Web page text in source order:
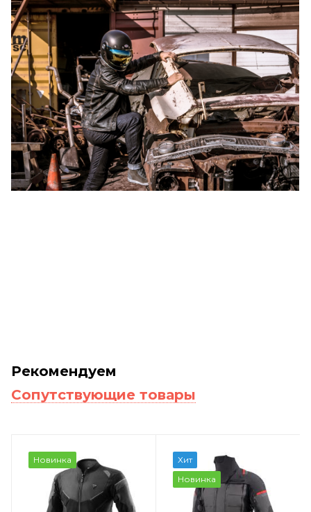
Рекомендуем
Сопутствующие товары
Новинка
Хит
Новинка